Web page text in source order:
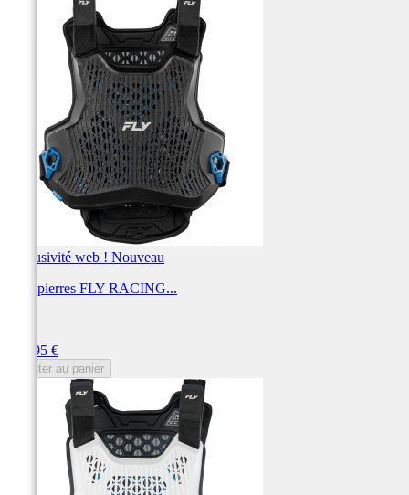
Exclusivité web ! Nouveau
Pare-pierres FLY RACING...
159,95 €
Ajouter au panier